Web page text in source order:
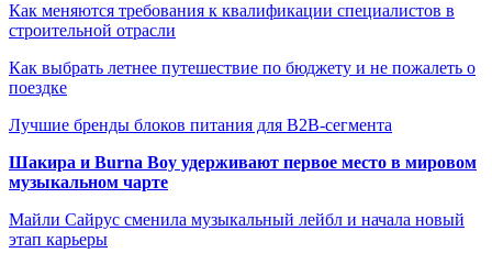
Как меняются требования к квалификации специалистов в
строительной отрасли
Как выбрать летнее путешествие по бюджету и не пожалеть о
поездке
Лучшие бренды блоков питания для B2B-сегмента
Шакира и Burna Boy удерживают первое место в мировом
музыкальном чарте
Майли Сайрус сменила музыкальный лейбл и начала новый
этап карьеры